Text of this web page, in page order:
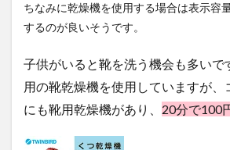
ちなみに乾燥機を使用する場合は表示容
するのが良いそうです。
子供がいると靴を洗う機会も多いで
用の靴乾燥機を使用していますが、
にも靴用乾燥機があり、 20分で100